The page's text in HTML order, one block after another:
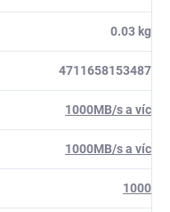
0.03 kg
4711658153487
1000MB/s a víc
1000MB/s a víc
1000